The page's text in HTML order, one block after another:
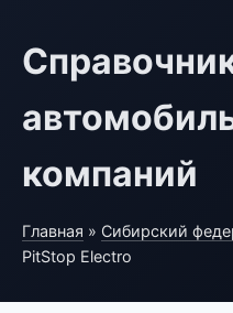
компаний
Главная » Сибирский
PitStop Electro